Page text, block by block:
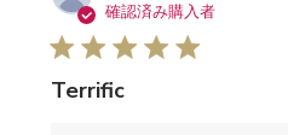
確認済み購入者
Terrific